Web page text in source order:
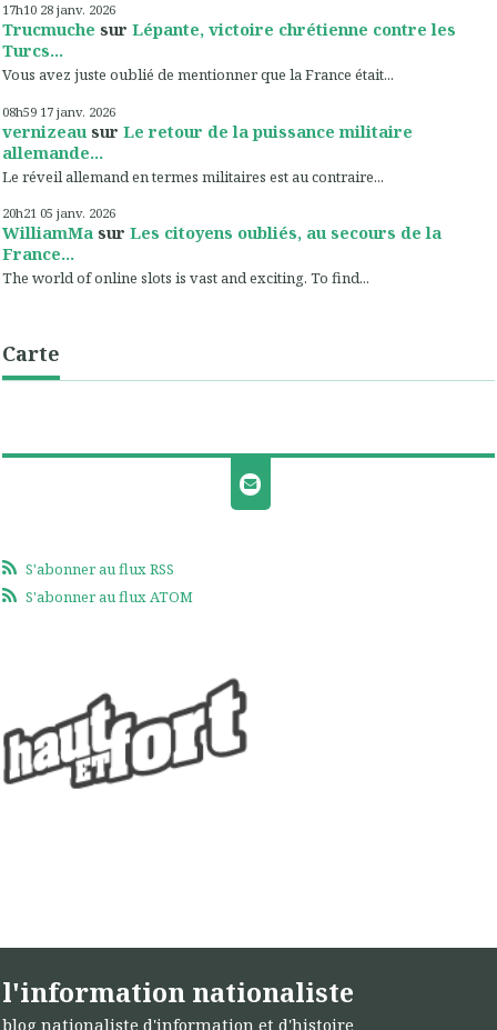
17h10 28 janv. 2026
Trucmuche sur Lépante, victoire chrétienne contre les
Turcs...
Vous avez juste oublié de mentionner que la France était...
08h59 17 janv. 2026
vernizeau sur Le retour de la puissance militaire
allemande...
Le réveil allemand en termes militaires est au contraire...
20h21 05 janv. 2026
WilliamMa sur Les citoyens oubliés, au secours de la
France...
The world of online slots is vast and exciting. To find...
Carte
S'abonner au flux RSS
S'abonner au flux ATOM
l'information nationaliste
blog nationaliste d'information et d'histoire